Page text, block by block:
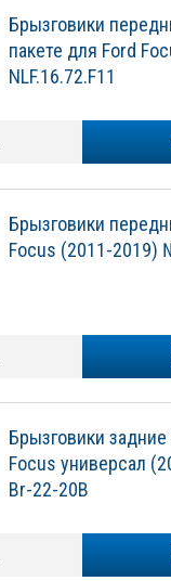
Брызговики
пакете для Ford
NLF.16.72.F11
Брызговики
Focus (2011-2019)
Брызговики
Focus универсал
Br-22-20B